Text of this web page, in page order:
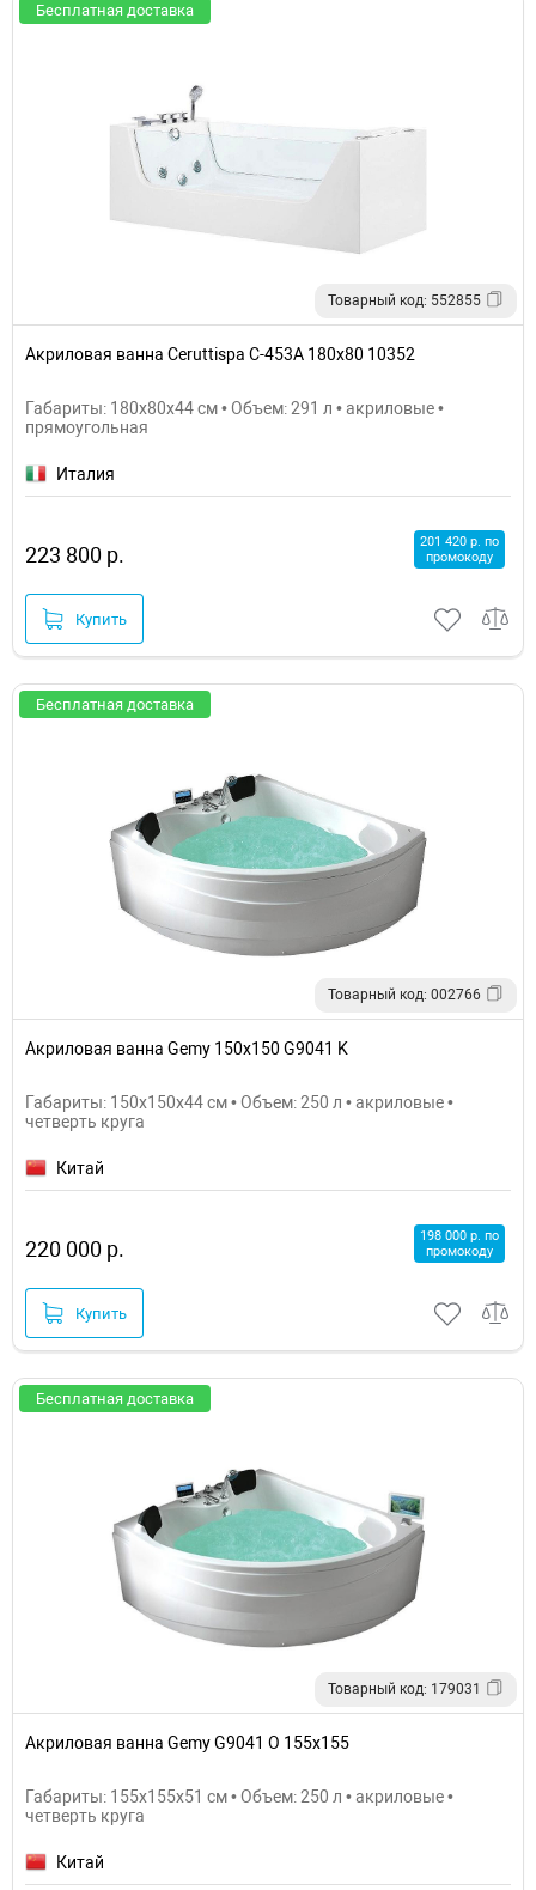
Бесплатная доставка
Товарный код: 552855
Акриловая ванна Ceruttispa С-453A 180x80 10352
Габариты: 180x80x44 см • Объем: 291 л • акриловые •
прямоугольная
Италия
223 800 р.
201 420 р. по
промокоду
Купить
Бесплатная доставка
Товарный код: 002766
Акриловая ванна Gemy 150х150 G9041 K
Габариты: 150x150x44 см • Объем: 250 л • акриловые •
четверть круга
Китай
220 000 р.
198 000 р. по
промокоду
Купить
Бесплатная доставка
Товарный код: 179031
Акриловая ванна Gemy G9041 O 155х155
Габариты: 155x155x51 см • Объем: 250 л • акриловые •
четверть круга
Китай